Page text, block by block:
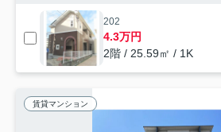
202
4.3万円
2階 / 25.59㎡ / 1K
賃貸マンション